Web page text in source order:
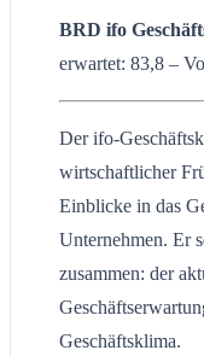
BRD ifo
erwartet: 83,8 –
Der ifo-
wirtschaftlicher
Einblicke in das
Unternehmen. Er
zusammen: der
Geschäftsklima.